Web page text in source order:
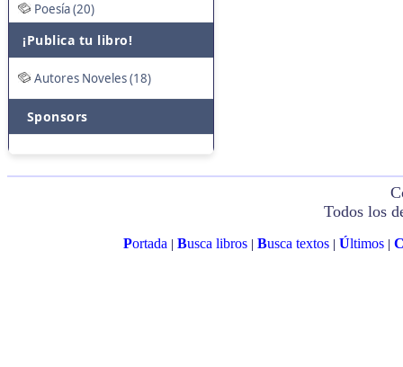
Poesía (20)
¡Publica tu libro!
Autores Noveles (18)
Sponsors
Todos los
Portada| Busca libros| Busca textos| Últimos|